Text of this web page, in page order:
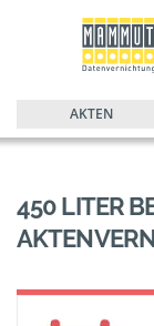
AKTEN
450 LITER